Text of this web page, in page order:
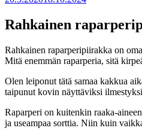
Rahkainen
Rahkainen raparperipiirakka on
Mitä enemmän raparperia, sitä
Olen leiponut tätä samaa kakkua
taipunut kovin näyttäviksi
Raparperi on kuitenkin raaka-
ja useampaa sorttia. Niin kuin